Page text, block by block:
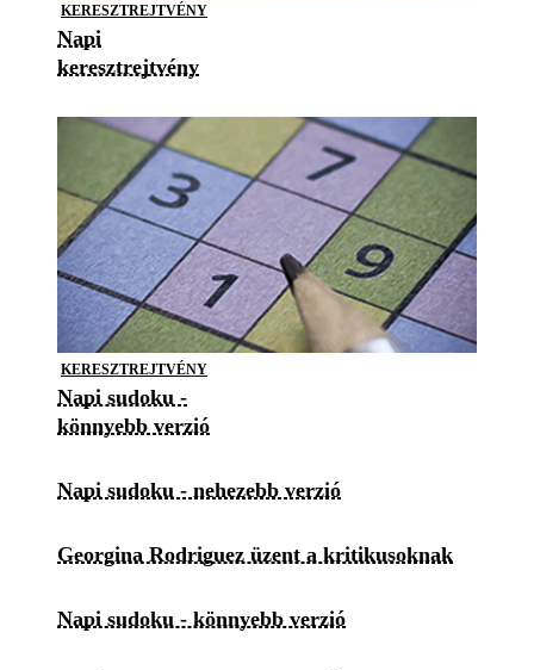
KERESZTREJTVÉNY
Napi
keresztrejtvény
KERESZTREJTVÉNY
Napi sudoku -
könnyebb verzió
Napi sudoku - nehezebb verzió
Georgina Rodriguez üzent a kritikusoknak
Napi sudoku - könnyebb verzió